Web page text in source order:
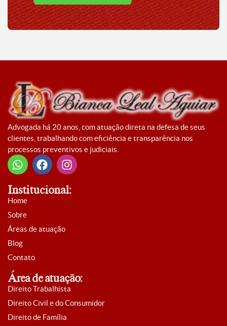
Advogada há 20 anos, com atuação direta na defesa de seus
clientes, trabalhando com eficiência e transparência nos
processos preventivos e judiciais.
Institucional:
Home
Sobre
Áreas de atuação
Blog
Contato
Área de atuação:
Direito Trabalhista
Direito Civil e do Consumidor
Direito de Família